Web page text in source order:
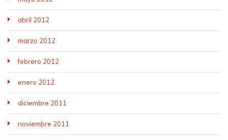
abril 2012
marzo 2012
febrero 2012
enero 2012
diciembre 2011
noviembre 2011